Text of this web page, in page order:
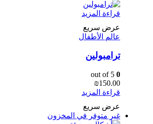
قراءة المزيد
عرض سريع
عالم الأطفال
ترامبولين
0
₪150.00
قراءة المزيد
عرض سريع
غير متوفر في المخزون